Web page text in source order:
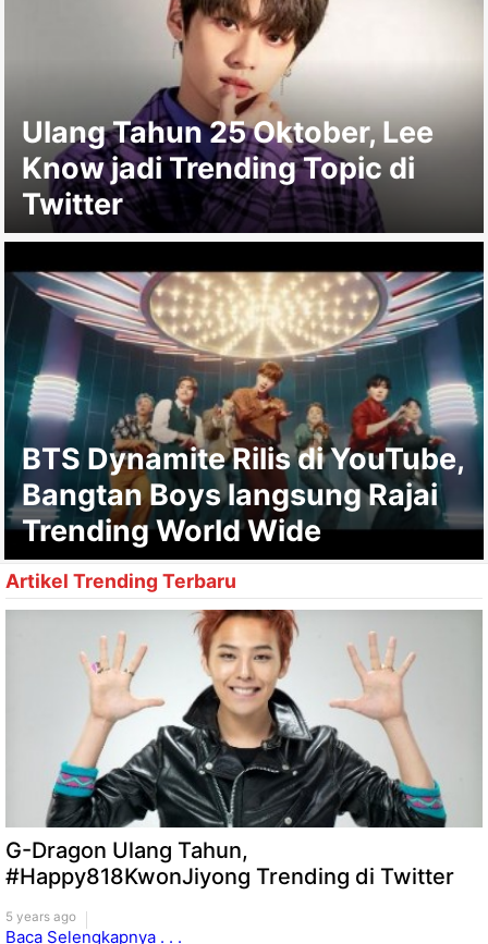
Ulang Tahun 25 Oktober, Lee
Know jadi Trending Topic di
Twitter
BTS Dynamite Rilis di YouTube,
Bangtan Boys langsung Rajai
Trending World Wide
Artikel Trending Terbaru
G-Dragon Ulang Tahun,
#Happy818KwonJiyong Trending di Twitter
5 years ago
Baca Selengkapnya . . .